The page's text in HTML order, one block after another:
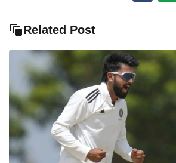
Related Post